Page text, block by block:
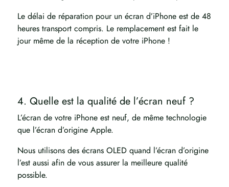
Le délai de réparation pour un écran d’iPhone est de 48
heures transport compris. Le remplacement est fait le
jour même de la réception de votre iPhone !
4. Quelle est la qualité de l’écran neuf ?
L’écran de votre iPhone est neuf, de même technologie
que l’écran d’origine Apple.
Nous utilisons des écrans OLED quand l’écran d’origine
l’est aussi afin de vous assurer la meilleure qualité
possible.